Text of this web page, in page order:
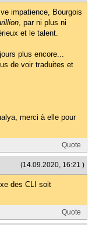
impatience, Bourgois
, par ni plus ni
et le talent.
plus encore...
de voir traduites et
merci à elle pour
Quote
(14.09.2020, 16:21 )
des CLI soit
Quote